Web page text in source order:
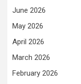
June 2026
May 2026
April 2026
March 2026
February 2026